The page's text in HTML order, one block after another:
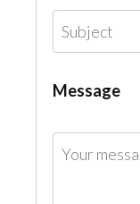
Message